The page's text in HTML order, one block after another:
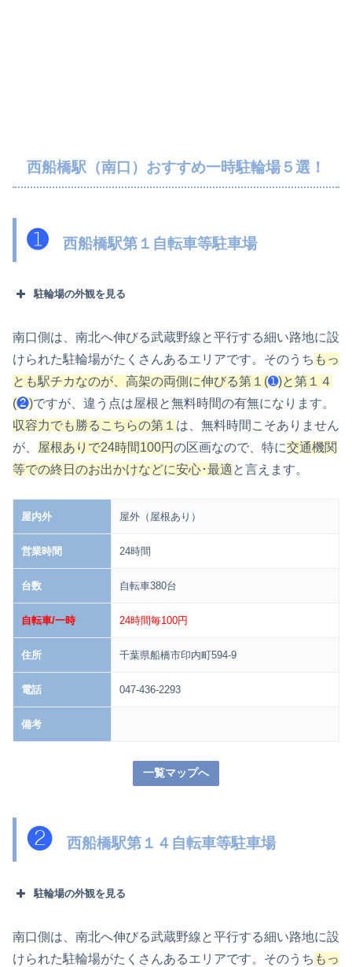
西船橋駅（南口）おすすめ一時駐輪場５選！
➊西船橋駅第１自転車等駐車場
駐輪場の外観を見る
南口側は、南北へ伸びる武蔵野線と平行する細い路地に設
けられた駐輪場がたくさんあるエリアです。そのうち もっ
とも駅チカなのが、高架の両側に伸びる第１(➊)と第１４
(❷)ですが、違う点は屋根と無料時間の有無になります。
収容力でも勝るこちらの第１ は、無料時間こそありません
が、
屋根ありで24時間100円の区画なので、特に交通機関
等での終日のお出かけなどに安心･最適と言えます。
屋内外 屋外（屋根あり）
営業時間 24時間
台数 自転車380台
自転車/一時 24時間毎100円
住所 千葉県船橋市印内町594-9
電話 047-436-2293
備考
一覧マップへ
❷西船橋駅第１４自転車等駐車場
駐輪場の外観を見る
南口側は、南北へ伸びる武蔵野線と平行する細い路地に設
けられた駐輪場がたくさんあるエリアです。そのうち もっ